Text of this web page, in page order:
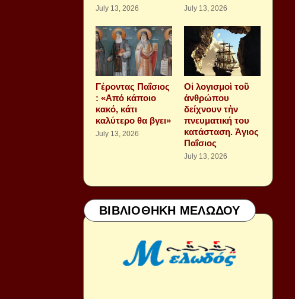
July 13, 2026 July 13, 2026
Γέροντας Παΐσιος
: «Από κάποιο
κακό, κάτι
καλύτερο θα βγει»
July 13, 2026
Οἱ λογισμοὶ τοῦ
ἀνθρώπου
δείχνουν τὴν
πνευματική του
κατάσταση. Ἁγιος
Παΐσιος
July 13, 2026
ΒΙΒΛΙΟΘΗΚΗ ΜΕΛΩΔΟΥ